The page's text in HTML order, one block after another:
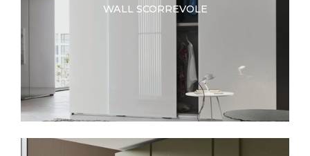
WALL SCORREVOLE